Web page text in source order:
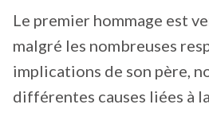
Le premier hommage est
malgré les nombreuses
implications de son père,
différentes causes liées à